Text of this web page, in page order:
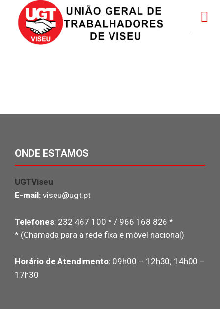
ONDE ESTAMOS
UGTViseu
E-mail: viseu@ugt.pt
Telefones: 232 467 100 * / 966 168 826 *
* (Chamada para a rede fixa e móvel nacional)
Horário de Atendimento: 09h00 – 12h30; 14h00 –
17h30